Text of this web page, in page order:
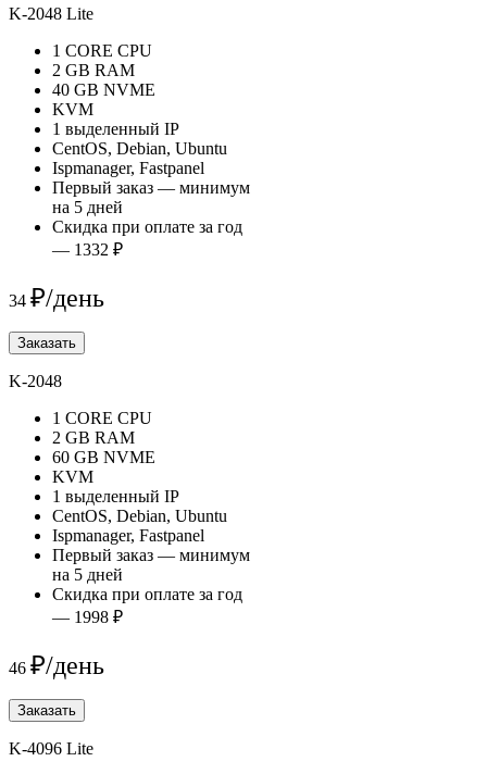
K-2048 Lite
1 CORE CPU
2 GB RAM
40 GB NVME
KVM
1 выделенный IP
CentOS, Debian, Ubuntu
Ispmanager, Fastpanel
Первый заказ — минимум
на 5 дней
Скидка при оплате за год
— 1332 ₽
34 ₽/день
Заказать
K-2048
1 CORE CPU
2 GB RAM
60 GB NVME
KVM
1 выделенный IP
CentOS, Debian, Ubuntu
Ispmanager, Fastpanel
Первый заказ — минимум
на 5 дней
Скидка при оплате за год
— 1998 ₽
46 ₽/день
Заказать
K-4096 Lite